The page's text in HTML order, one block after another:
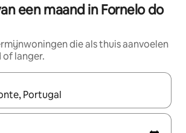
een maand in Fornelo do
die als thuis aanvoelen
of langer.
beschikbaar zijn, maak je een keuze